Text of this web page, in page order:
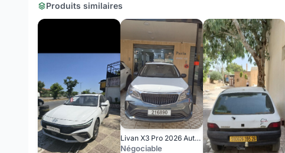
Produits similaires
Livan X3 Pro 2026 Automatique (Avec toi ouvrant )
Négociable